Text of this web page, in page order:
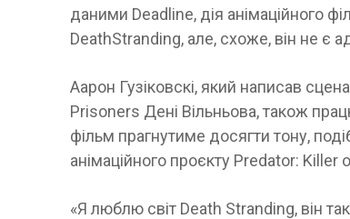
даними Deadline, дія анімаційного
DeathStranding, але, схоже, він не є
Аарон Гузіковскі, який написав
Prisoners Дені Вільньова, також
фільм прагнутиме досягти тону,
анімаційного проєкту Predator: Killer
«Я люблю світ Death Stranding, він